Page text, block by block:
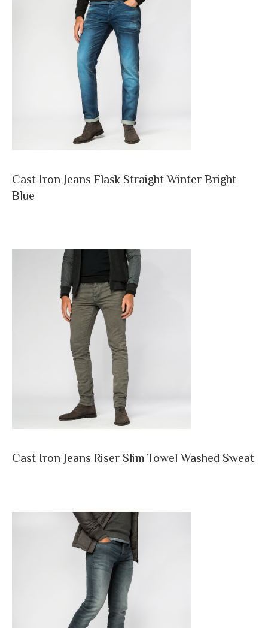
Cast Iron Jeans Flask Straight Winter Bright
Blue
Cast Iron Jeans Riser Slim Towel Washed Sweat